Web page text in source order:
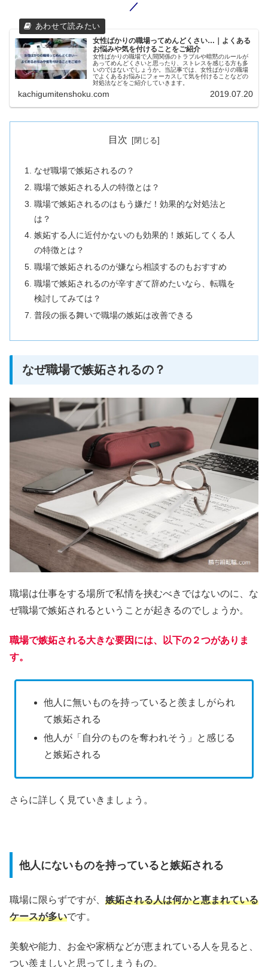
／
女性ばかりの職場ってめんどくさい…｜よくある
お悩みや気を付けることをご紹介
女性ばかりの職場で人間関係のトラブルや暗黙のルールが
あってめんどくさいと思ったり、ストレスを感じる方も多
いのではないでしょうか。当記事では、女性ばかりの職場
でよくあるお悩みにフォーカスして気を付けることなどの
対処法などをご紹介していきます。
kachigumitenshoku.com 2019.07.20
目次
なぜ職場で嫉妬されるの？
職場で嫉妬される人の特徴とは？
職場で嫉妬されるのはもう嫌だ！効果的な対処法と
は？
嫉妬する人に近付かないのも効果的！嫉妬してくる人
の特徴とは？
職場で嫉妬されるのが嫌なら相談するのもおすすめ
職場で嫉妬されるのが辛すぎて辞めたいなら、転職を
検討してみては？
普段の振る舞いで職場の嫉妬は改善できる
なぜ職場で嫉妬されるの？
職場は仕事をする場所で私情を挟むべきではないのに、な
ぜ職場で嫉妬されるということが起きるのでしょうか。
職場で嫉妬される大きな要因には、以下の２つがありま
す。
他人に無いものを持っていると羨ましがられ
て嫉妬される
他人が「自分のものを奪われそう」と感じる
と嫉妬される
さらに詳しく見ていきましょう。
他人にないものを持っていると嫉妬される
職場に限らずですが、 嫉妬される人は何かと恵まれている
ケースが多いです。
美貌や能力、お金や家柄などが恵まれている人を見ると、
つい羨ましいと思ってしまうもの。